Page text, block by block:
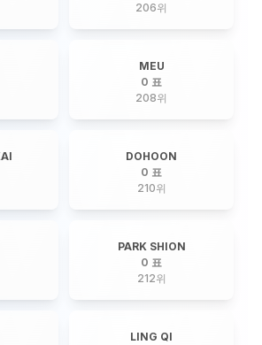
206위
MEU
0 표
208위
DOHOON
0 표
210위
PARK SHION
0 표
212위
LING QI